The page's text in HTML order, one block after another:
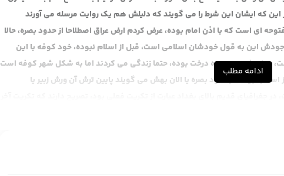
که ایشان این شرط را می گویند که دلیلش هم یک روایت مرسله می آورند
ای است که با اذن امام بوده، عرض کردم ارض عراق اصطلاحا از حدود بصره، حالا
این به قول خودشان اسلامی است، قبل از اسلام نبوده، خود کوفه با این
پهلویش سبز بوده درخت بوده، حتما زندگی می کردند اما به شکل شهر کوفه است
نبوده، از حدود بصره یا الان بهش می گویند پایین ترش آن ورش زبیر یا
عن ذلک
محمد ابن حلبی که صحیحه است، سئل ابوعبدالله عن ارض السواد فقال هی
ادامه مطلب